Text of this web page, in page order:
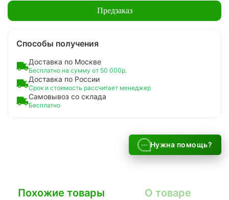
Предзаказ
Способы получения
Доставка по Москве
Бесплатно на сумму от 50 000р.
Доставка по России
Срок и стоимость рассчитает менеджер
Самовывоз со склада
Бесплатно
Нужна помощь?
Похожие товары
О товаре